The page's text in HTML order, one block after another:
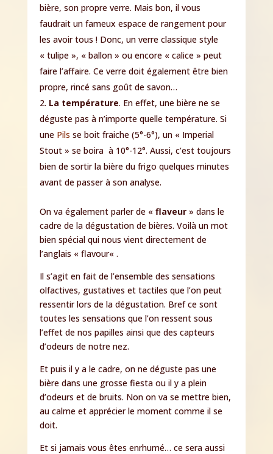
bière, son propre verre. Mais bon, il vous
faudrait un fameux espace de rangement pour
les avoir tous ! Donc, un verre classique style
« tulipe », « ballon » ou encore « calice » peut
faire l’affaire. Ce verre doit également être bien
propre, rincé sans goût de savon…
La température. En effet, une bière ne se
déguste pas à n’importe quelle température. Si
une Pils se boit fraiche (5°-6°), un « Imperial
Stout » se boira à 10°-12°. Aussi, c’est toujours
bien de sortir la bière du frigo quelques minutes
avant de passer à son analyse.
On va également parler de « flaveur» dans le
cadre de la dégustation de bières. Voilà un mot
bien spécial qui nous vient directement de
l’anglais « flavour« .
Il s’agit en fait de l’ensemble des sensations
olfactives, gustatives et tactiles que l’on peut
ressentir lors de la dégustation. Bref ce sont
toutes les sensations que l’on ressent sous
l’effet de nos papilles ainsi que des capteurs
d’odeurs de notre nez.
Et puis il y a le cadre, on ne déguste pas une
bière dans une grosse fiesta ou il y a plein
d’odeurs et de bruits. Non on va se mettre bien,
au calme et apprécier le moment comme il se
doit.
Et si jamais vous êtes enrhumé… ce sera aussi